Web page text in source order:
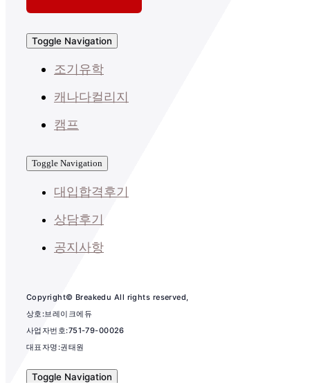
Toggle Navigation
조기유학
캐나다컬리지
캠프
Toggle Navigation
대입합격후기
상담후기
공지사항
Copyright© Breakedu All rights reserved,
상호:브레이크에듀
사업자번호:751-79-00026
대표자명:권태원
Toggle Navigation